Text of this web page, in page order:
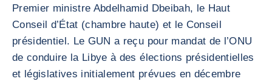
Premier ministre Abdelhamid Dbeibah, le Haut
Conseil d’État (chambre haute) et le Conseil
présidentiel. Le GUN a reçu pour mandat de l’ONU
de conduire la Libye à des élections présidentielles
et législatives initialement prévues en décembre